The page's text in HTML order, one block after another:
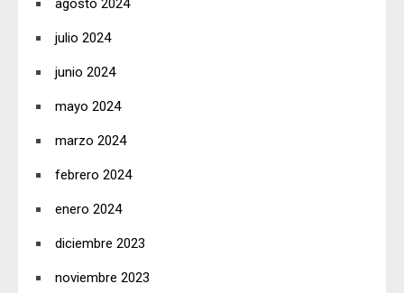
agosto 2024
julio 2024
junio 2024
mayo 2024
marzo 2024
febrero 2024
enero 2024
diciembre 2023
noviembre 2023